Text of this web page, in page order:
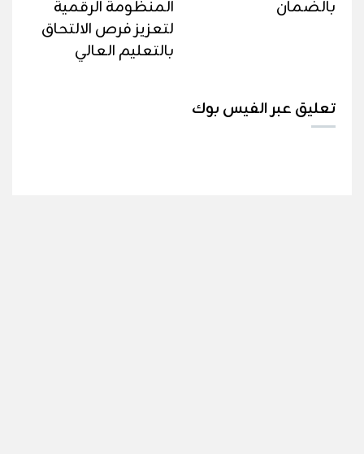
بالضمان
المنظومة الرقمية
لتعزيز فرص الالتحاق
بالتعليم العالي
تعليق عبر الفيس بوك